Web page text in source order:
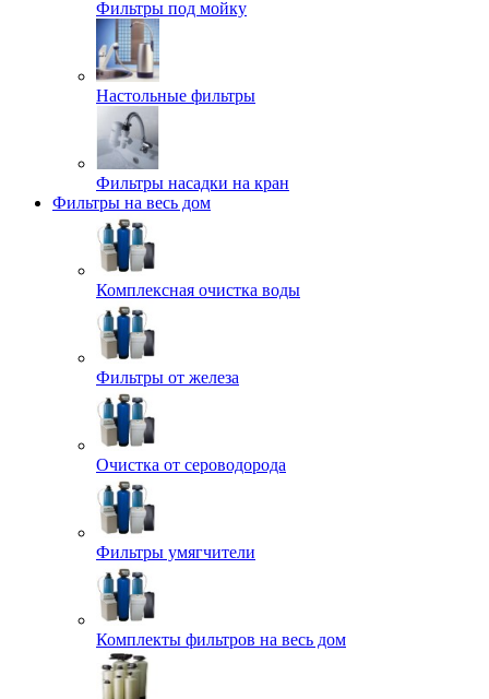
Фильтры под мойку
Настольные фильтры
Фильтры насадки на кран
Фильтры на весь дом
Комплексная очистка воды
Фильтры от железа
Очистка от сероводорода
Фильтры умягчители
Комплекты фильтров на весь дом